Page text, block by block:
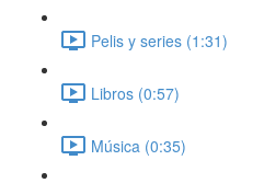
Pelis y series (1:31)
Libros (0:57)
Música (0:35)